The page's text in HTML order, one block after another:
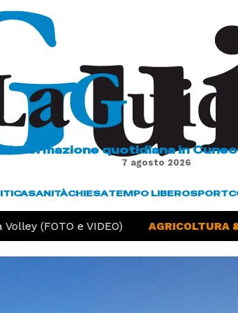
L'informazione quotidiana in
7 agosto 2026
SANITÀCHIESATEMPO LIBEROSPORT
(FOTO e VIDEO) AGRICOLTURA &